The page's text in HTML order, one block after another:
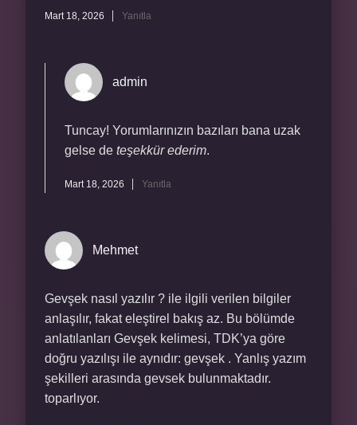
Mart 18, 2026 Yanıtla
admin
Tuncay! Yorumlarınızın bazıları bana uzak
gelse de teşekkür ederim.
Mart 18, 2026 Yanıtla
Mehmet
Gevşek nasıl yazılır ? ile ilgili verilen bilgiler
anlaşılır, fakat eleştirel bakış az. Bu bölümde
anlatılanları Gevşek kelimesi, TDK’ya göre
doğru yazılışı ile aynıdır: gevşek . Yanlış yazım
şekilleri arasında gevsek bulunmaktadır.
toparlıyor.